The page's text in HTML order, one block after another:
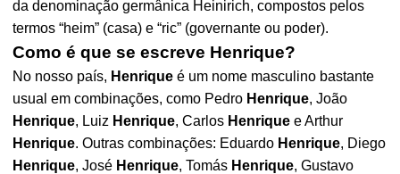
da denominação germânica Heinirich, compostos pelos
termos “heim” (casa) e “ric” (governante ou poder).
Como é que se escreve Henrique?
No nosso país, Henrique é um nome masculino bastante
usual em combinações, como Pedro Henrique, João
Henrique, Luiz Henrique, Carlos Henrique e Arthur
Henrique. Outras combinações: Eduardo Henrique, Diego
Henrique, José Henrique, Tomás Henrique, Gustavo